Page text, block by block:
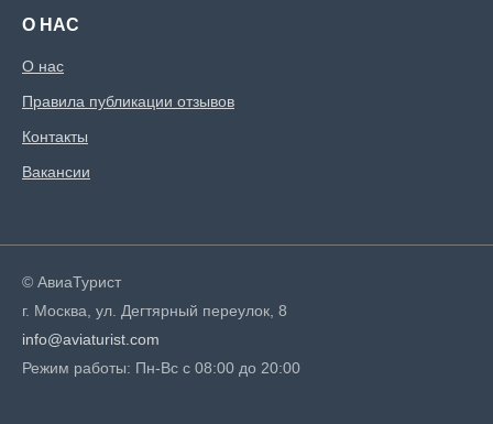
О НАС
О нас
Правила публикации отзывов
Контакты
Вакансии
© АвиаТурист
г. Москва, ул. Дегтярный переулок, 8
info@aviaturist.com
Режим работы: Пн-Вс с 08:00 до 20:00